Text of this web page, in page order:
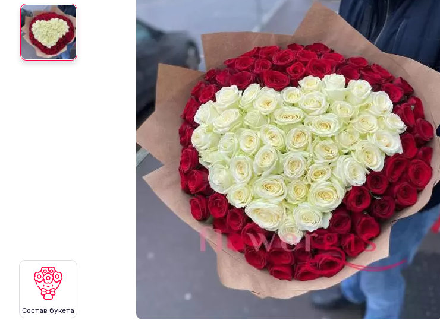
Состав букета